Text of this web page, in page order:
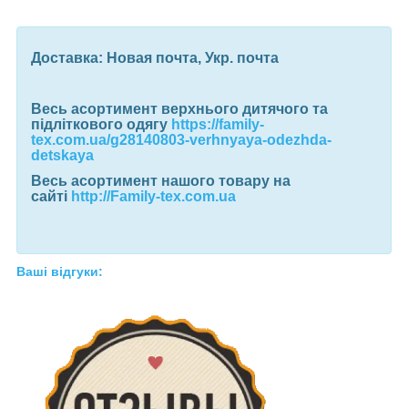
Доставка: Новая почта, Укр. почта
Весь асортимент верхнього дитячого та
підліткового одягу https://family-
tex.com.ua/g28140803-verhnyaya-odezhda-
detskaya
Весь асортимент нашого товару на
сайті http://Family-tex.com.ua
Ваші відгуки: